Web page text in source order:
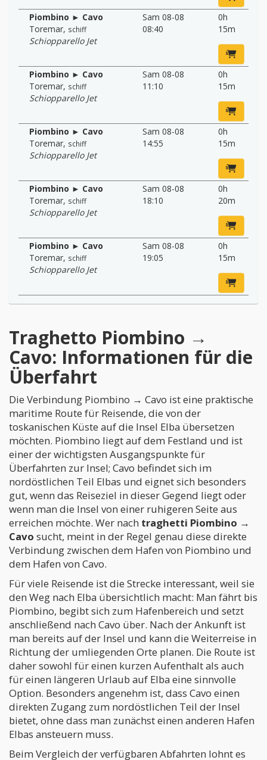
Piombino ► Cavo
Toremar, schiff
Schiopparello Jet
Sam 08-08
08:40
0h
15m
Piombino ► Cavo
Toremar, schiff
Schiopparello Jet
Sam 08-08
11:10
0h
15m
Piombino ► Cavo
Toremar, schiff
Schiopparello Jet
Sam 08-08
14:55
0h
15m
Piombino ► Cavo
Toremar, schiff
Schiopparello Jet
Sam 08-08
18:10
0h
20m
Piombino ► Cavo
Toremar, schiff
Schiopparello Jet
Sam 08-08
19:05
0h
15m
Traghetto Piombino →
Cavo: Informationen für die
Überfahrt
Die Verbindung Piombino → Cavo ist eine praktische
maritime Route für Reisende, die von der
toskanischen Küste auf die Insel Elba übersetzen
möchten. Piombino liegt auf dem Festland und ist
einer der wichtigsten Ausgangspunkte für
Überfahrten zur Insel; Cavo befindet sich im
nordöstlichen Teil Elbas und eignet sich besonders
gut, wenn das Reiseziel in dieser Gegend liegt oder
wenn man die Insel von einer ruhigeren Seite aus
erreichen möchte. Wer nach traghetti Piombino →
Cavo sucht, meint in der Regel genau diese direkte
Verbindung zwischen dem Hafen von Piombino und
dem Hafen von Cavo.
Für viele Reisende ist die Strecke interessant, weil sie
den Weg nach Elba übersichtlich macht: Man fährt bis
Piombino, begibt sich zum Hafenbereich und setzt
anschließend nach Cavo über. Nach der Ankunft ist
man bereits auf der Insel und kann die Weiterreise in
Richtung der umliegenden Orte planen. Die Route ist
daher sowohl für einen kurzen Aufenthalt als auch
für einen längeren Urlaub auf Elba eine sinnvolle
Option. Besonders angenehm ist, dass Cavo einen
direkten Zugang zum nordöstlichen Teil der Insel
bietet, ohne dass man zunächst einen anderen Hafen
Elbas ansteuern muss.
Beim Vergleich der verfügbaren Abfahrten lohnt es